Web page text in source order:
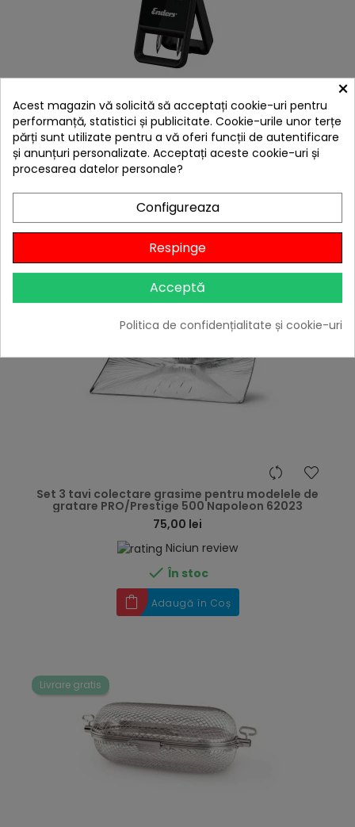
Termometru digital cu conectare prin Bluetooth
Enders Celsio II 8805
449,00 lei
Niciun review
În stoc
Adaugă în Coș
Set 3 tavi colectare grasime pentru modelele de
gratare PRO/Prestige 500 Napoleon 62023
75,00 lei
Niciun review
 În stoc
Adaugă în Coș
Livrare gratis
×
Acest magazin vă solicită să acceptați cookie-uri pentru
performanță, statistici și publicitate. Cookie-urile unor terțe
părți sunt utilizate pentru a vă oferi funcții de autentificare
și anunțuri personalizate. Acceptați aceste cookie-uri și
procesarea datelor personale?
Configureaza
Respinge
Acceptă
Politica de confidențialitate și cookie-uri